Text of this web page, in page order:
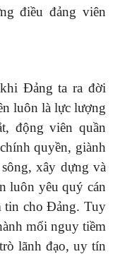
điều đảng viên
Đảng ta ra đời
luôn là lực lượng
động viên quần
quyền, giành
xây dựng và
luôn yêu quý cán
tin cho Đảng. Tuy
mối nguy tiềm
lãnh đạo, uy tín